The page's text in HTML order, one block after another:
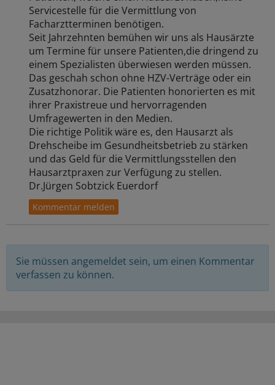
Servicestelle für die Vermittlung von
Facharztterminen benötigen.
Seit Jahrzehnten bemühen wir uns als Hausärzte
um Termine für unsere Patienten,die dringend zu
einem Spezialisten überwiesen werden müssen.
Das geschah schon ohne HZV-Verträge oder ein
Zusatzhonorar. Die Patienten honorierten es mit
ihrer Praxistreue und hervorragenden
Umfragewerten in den Medien.
Die richtige Politik wäre es, den Hausarzt als
Drehscheibe im Gesundheitsbetrieb zu stärken
und das Geld für die Vermittlungsstellen den
Hausarztpraxen zur Verfügung zu stellen.
Dr.Jürgen Sobtzick Euerdorf
Sie müssen angemeldet sein, um einen Kommentar
verfassen zu können.